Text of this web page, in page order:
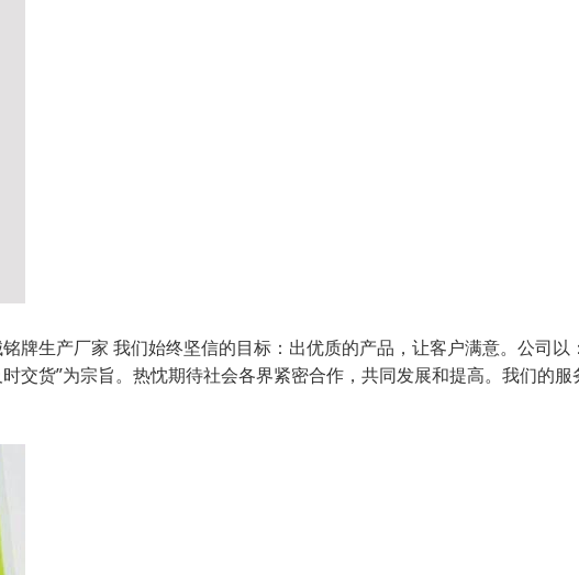
牌生产厂家 我们始终坚信的目标：出优质的产品，让客户满意。公司以
交货”为宗旨。热忱期待社会各界紧密合作，共同发展和提高。我们的服